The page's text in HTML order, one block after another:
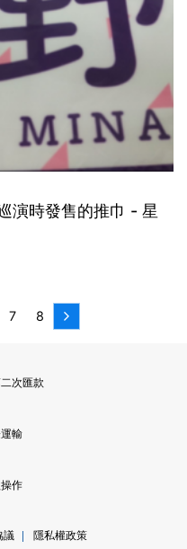
演時發售的推巾 - 星
7 8
次匯款
輸
作
議 隱私權政策